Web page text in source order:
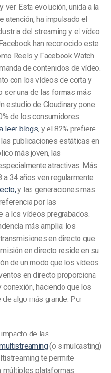
ver. Esta evolución, unida a la
atención, ha impulsado el
del streaming y el vídeo
han reconocido este
Reels y Facebook Watch
de contenidos de vídeo.
con los vídeos de corta y
ser una de las formas más
estudio de Cloudinary pone
de los consumidores
leer blogs, y el 82% prefiere
publicaciones estáticas en
más joven, las
atractivas. Más
34 años ven regularmente
y las generaciones más
por las
a los vídeos pregrabados.
más amplia: los
en directo que
en directo reside en su
de un modo que los vídeos
en directo proporciona
haciendo que los
algo más grande. Por
de las
(o simulcasting)
te permite
múltiples plataformas